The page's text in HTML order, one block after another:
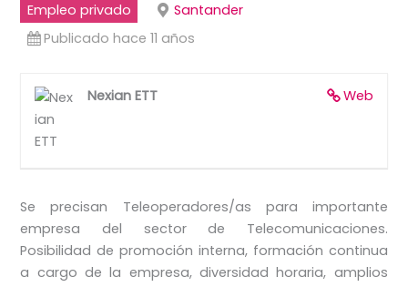
Empleo privado
Santander
Publicado hace 11 años
Web
Nexian ETT
Se precisan Teleoperadores/as para importante
empresa del sector de Telecomunicaciones.
Posibilidad de promoción interna, formación continua
a cargo de la empresa, diversidad horaria, amplios